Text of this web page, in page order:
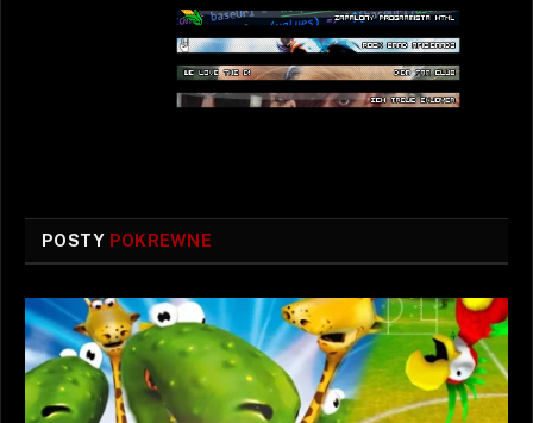
POSTY POKREWNE